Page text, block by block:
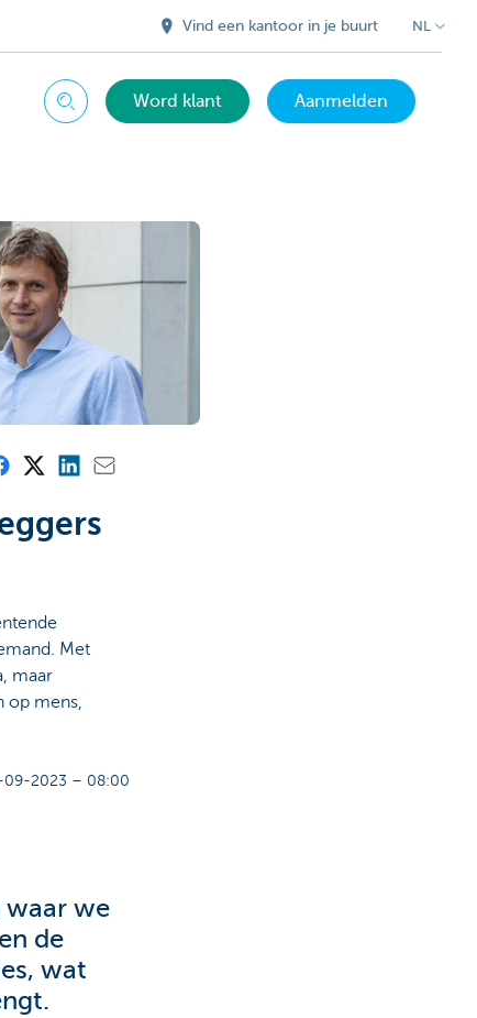
Vind een kantoor in je buurt NL
Zoeken Word klant Aanmelden
Met
maar
op mens,
09-2023 – 08:00
waar we
de
wat